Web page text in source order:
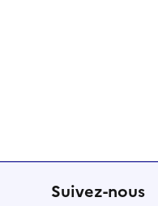
Suivez-nous